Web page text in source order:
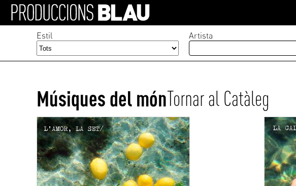
Estil
Artista
Músiques del mónTornar al Catàleg